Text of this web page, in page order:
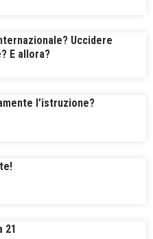
Uccidere
E allora?
l’istruzione?
21